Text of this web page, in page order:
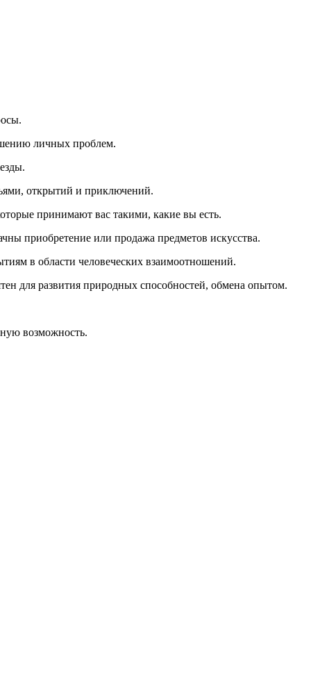
личных проблем.
открытий и приключений.
принимают вас такими, какие вы есть.
приобретение или продажа предметов искусства.
в области человеческих взаимоотношений.
для развития природных способностей, обмена опытом.
возможность.